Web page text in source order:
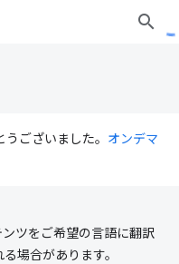
ございました。 オンデマ
ツをご希望の言語に翻訳
場合があります。